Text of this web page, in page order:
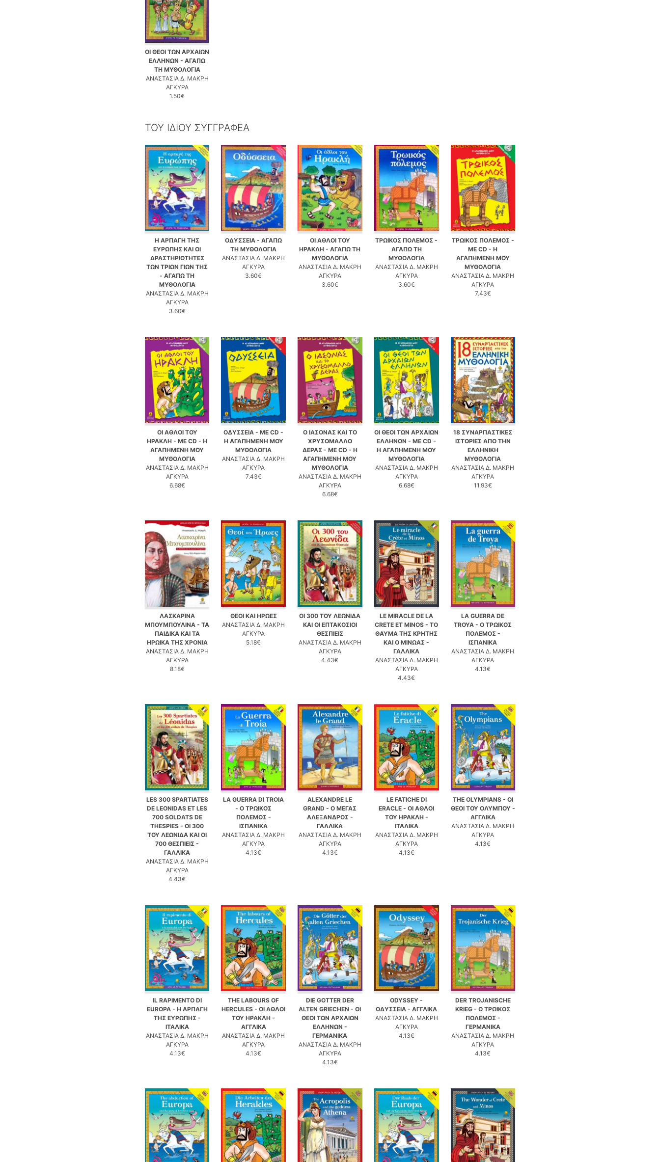
ΟΙ ΘΕΟΙ ΤΩΝ ΑΡΧΑΙΩΝ
ΕΛΛΗΝΩΝ - ΑΓΑΠΩ
ΤΗ ΜΥΘΟΛΟΓΙΑ
ΑΝΑΣΤΑΣΙΑ Δ. ΜΑΚΡΗ
ΑΓΚΥΡΑ
1.50€
ΤΟΥ ΙΔΙΟΥ ΣΥΓΓΡΑΦΕΑ
Η ΑΡΠΑΓΗ ΤΗΣ
ΕΥΡΩΠΗΣ ΚΑΙ ΟΙ
ΔΡΑΣΤΗΡΙΟΤΗΤΕΣ
ΤΩΝ ΤΡΙΩΝ ΓΙΩΝ ΤΗΣ
- ΑΓΑΠΩ ΤΗ
ΜΥΘΟΛΟΓΙΑ
ΑΝΑΣΤΑΣΙΑ Δ. ΜΑΚΡΗ
ΑΓΚΥΡΑ
3.60€
ΟΔΥΣΣΕΙΑ - ΑΓΑΠΩ
ΤΗ ΜΥΘΟΛΟΓΙΑ
ΑΝΑΣΤΑΣΙΑ Δ. ΜΑΚΡΗ
ΑΓΚΥΡΑ
3.60€
ΟΙ ΑΘΛΟΙ ΤΟΥ
ΗΡΑΚΛΗ - ΑΓΑΠΩ ΤΗ
ΜΥΘΟΛΟΓΙΑ
ΑΝΑΣΤΑΣΙΑ Δ. ΜΑΚΡΗ
ΑΓΚΥΡΑ
3.60€
ΤΡΩΙΚΟΣ ΠΟΛΕΜΟΣ -
ΑΓΑΠΩ ΤΗ
ΜΥΘΟΛΟΓΙΑ
ΑΝΑΣΤΑΣΙΑ Δ. ΜΑΚΡΗ
ΑΓΚΥΡΑ
3.60€
ΤΡΩΙΚΟΣ ΠΟΛΕΜΟΣ -
ΜΕ CD - Η
ΑΓΑΠΗΜΕΝΗ ΜΟΥ
ΜΥΘΟΛΟΓΙΑ
ΑΝΑΣΤΑΣΙΑ Δ. ΜΑΚΡΗ
ΑΓΚΥΡΑ
7.43€
ΟΙ ΑΘΛΟΙ ΤΟΥ
ΗΡΑΚΛΗ - ΜΕ CD - Η
ΑΓΑΠΗΜΕΝΗ ΜΟΥ
ΜΥΘΟΛΟΓΙΑ
ΑΝΑΣΤΑΣΙΑ Δ. ΜΑΚΡΗ
ΑΓΚΥΡΑ
6.68€
ΟΔΥΣΣΕΙΑ - ΜΕ CD -
Η ΑΓΑΠΗΜΕΝΗ ΜΟΥ
ΜΥΘΟΛΟΓΙΑ
ΑΝΑΣΤΑΣΙΑ Δ. ΜΑΚΡΗ
ΑΓΚΥΡΑ
7.43€
Ο ΙΑΣΟΝΑΣ ΚΑΙ ΤΟ
ΧΡΥΣΟΜΑΛΛΟ
ΔΕΡΑΣ - ΜΕ CD - Η
ΑΓΑΠΗΜΕΝΗ ΜΟΥ
ΜΥΘΟΛΟΓΙΑ
ΑΝΑΣΤΑΣΙΑ Δ. ΜΑΚΡΗ
ΑΓΚΥΡΑ
6.68€
ΟΙ ΘΕΟΙ ΤΩΝ ΑΡΧΑΙΩΝ
ΕΛΛΗΝΩΝ - ΜΕ CD -
Η ΑΓΑΠΗΜΕΝΗ ΜΟΥ
ΜΥΘΟΛΟΓΙΑ
ΑΝΑΣΤΑΣΙΑ Δ. ΜΑΚΡΗ
ΑΓΚΥΡΑ
6.68€
18 ΣΥΝΑΡΠΑΣΤΙΚΕΣ
ΙΣΤΟΡΙΕΣ ΑΠΟ ΤΗΝ
ΕΛΛΗΝΙΚΗ
ΜΥΘΟΛΟΓΙΑ
ΑΝΑΣΤΑΣΙΑ Δ. ΜΑΚΡΗ
ΑΓΚΥΡΑ
11.93€
ΛΑΣΚΑΡΙΝΑ
ΜΠΟΥΜΠΟΥΛΙΝΑ - ΤΑ
ΠΑΙΔΙΚΑ ΚΑΙ ΤΑ
ΗΡΩΙΚΑ ΤΗΣ ΧΡΟΝΙΑ
ΑΝΑΣΤΑΣΙΑ Δ. ΜΑΚΡΗ
ΑΓΚΥΡΑ
8.18€
ΘΕΟΙ ΚΑΙ ΗΡΩΕΣ
ΑΝΑΣΤΑΣΙΑ Δ. ΜΑΚΡΗ
ΑΓΚΥΡΑ
5.18€
ΟΙ 300 ΤΟΥ ΛΕΩΝΙΔΑ
ΚΑΙ ΟΙ ΕΠΤΑΚΟΣΙΟΙ
ΘΕΣΠΙΕΙΣ
ΑΝΑΣΤΑΣΙΑ Δ. ΜΑΚΡΗ
ΑΓΚΥΡΑ
4.43€
LE MIRACLE DE LA
CRETE ET MINOS - ΤΟ
ΘΑΥΜΑ ΤΗΣ ΚΡΗΤΗΣ
ΚΑΙ Ο ΜΙΝΩΑΣ -
ΓΑΛΛΙΚΑ
ΑΝΑΣΤΑΣΙΑ Δ. ΜΑΚΡΗ
ΑΓΚΥΡΑ
4.43€
LA GUERRA DE
TROYA - Ο ΤΡΩΙΚΟΣ
ΠΟΛΕΜΟΣ -
ΙΣΠΑΝΙΚΑ
ΑΝΑΣΤΑΣΙΑ Δ. ΜΑΚΡΗ
ΑΓΚΥΡΑ
4.13€
LES 300 SPARTIATES
DE LEONIDAS ET LES
700 SOLDATS DE
THESPIES - ΟΙ 300
ΤΟΥ ΛΕΩΝΙΔΑ ΚΑΙ ΟΙ
700 ΘΕΣΠΙΕΙΣ -
ΓΑΛΛΙΚΑ
ΑΝΑΣΤΑΣΙΑ Δ. ΜΑΚΡΗ
ΑΓΚΥΡΑ
4.43€
LA GUERRA DI TROIA
- Ο ΤΡΩΙΚΟΣ
ΠΟΛΕΜΟΣ -
ΙΣΠΑΝΙΚΑ
ΑΝΑΣΤΑΣΙΑ Δ. ΜΑΚΡΗ
ΑΓΚΥΡΑ
4.13€
ALEXANDRE LE
GRAND - Ο ΜΕΓΑΣ
ΑΛΕΞΑΝΔΡΟΣ -
ΓΑΛΛΙΚΑ
ΑΝΑΣΤΑΣΙΑ Δ. ΜΑΚΡΗ
ΑΓΚΥΡΑ
4.13€
LE FATICHE DI
ERACLE - ΟΙ ΑΘΛΟΙ
ΤΟΥ ΗΡΑΚΛΗ -
ΙΤΑΛΙΚΑ
ΑΝΑΣΤΑΣΙΑ Δ. ΜΑΚΡΗ
ΑΓΚΥΡΑ
4.13€
THE OLYMPIANS - ΟΙ
ΘΕΟΙ ΤΟΥ ΟΛΥΜΠΟΥ -
ΑΓΓΛΙΚΑ
ΑΝΑΣΤΑΣΙΑ Δ. ΜΑΚΡΗ
ΑΓΚΥΡΑ
4.13€
IL RAPIMENTO DI
EUROPA - Η ΑΡΠΑΓΗ
ΤΗΣ ΕΥΡΩΠΗΣ -
ΙΤΑΛΙΚΑ
ΑΝΑΣΤΑΣΙΑ Δ. ΜΑΚΡΗ
ΑΓΚΥΡΑ
4.13€
THE LABOURS OF
HERCULES - ΟΙ ΑΘΛΟΙ
ΤΟΥ ΗΡΑΚΛΗ -
ΑΓΓΛΙΚΑ
ΑΝΑΣΤΑΣΙΑ Δ. ΜΑΚΡΗ
ΑΓΚΥΡΑ
4.13€
DIE GOTTER DER
ALTEN GRIECHEN - ΟΙ
ΘΕΟΙ ΤΩΝ ΑΡΧΑΙΩΝ
ΕΛΛΗΝΩΝ -
ΓΕΡΜΑΝΙΚΑ
ΑΝΑΣΤΑΣΙΑ Δ. ΜΑΚΡΗ
ΑΓΚΥΡΑ
4.13€
ODYSSEY -
ΟΔΥΣΣΕΙΑ - ΑΓΓΛΙΚΑ
ΑΝΑΣΤΑΣΙΑ Δ. ΜΑΚΡΗ
ΑΓΚΥΡΑ
4.13€
DER TROJANISCHE
KRIEG - Ο ΤΡΩΙΚΟΣ
ΠΟΛΕΜΟΣ -
ΓΕΡΜΑΝΙΚΑ
ΑΝΑΣΤΑΣΙΑ Δ. ΜΑΚΡΗ
ΑΓΚΥΡΑ
4.13€